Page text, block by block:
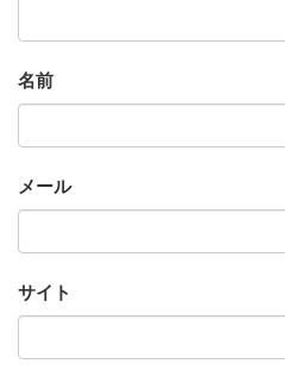
名前
メール
サイト